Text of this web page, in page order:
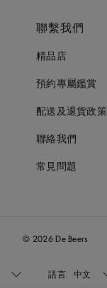
聯繫我們
精品店
預約專屬鑑賞
配送及退貨政策
聯絡我們
常見問題
© 2026 De Beers
語言: 中文